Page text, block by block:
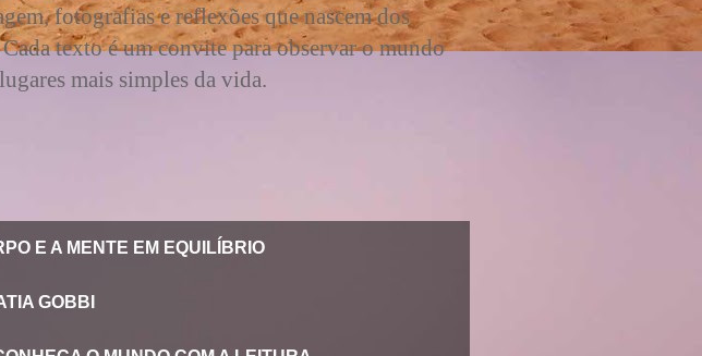
fotografias e reflexões que nascem dos
texto é um convite para observar o mundo
mais simples da vida.
E A MENTE EM EQUILÍBRIO
GOBBI